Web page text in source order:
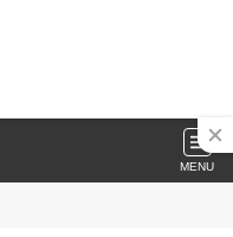
MENU